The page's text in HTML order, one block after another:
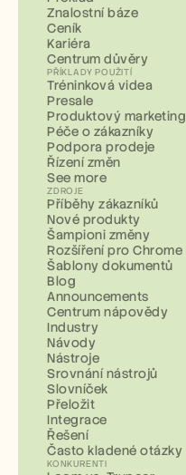
Znalostní báze
Ceník
Kariéra
Centrum důvěry
PŘÍKLADY POUŽITÍ
Tréninková videa
Presale
Produktový marketing
Péče o zákazníky
Podpora prodeje
Řízení změn
See more
ZDROJE
Příběhy zákazníků
Nové produkty
Šampioni změny
Rozšíření pro Chrome
Šablony dokumentů
Blog
Announcements
Centrum nápovědy
Industry
Návody
Nástroje
Srovnání nástrojů
Slovníček
Přeložit
Integrace
Řešení
Často kladené otázky
KONKURENTI